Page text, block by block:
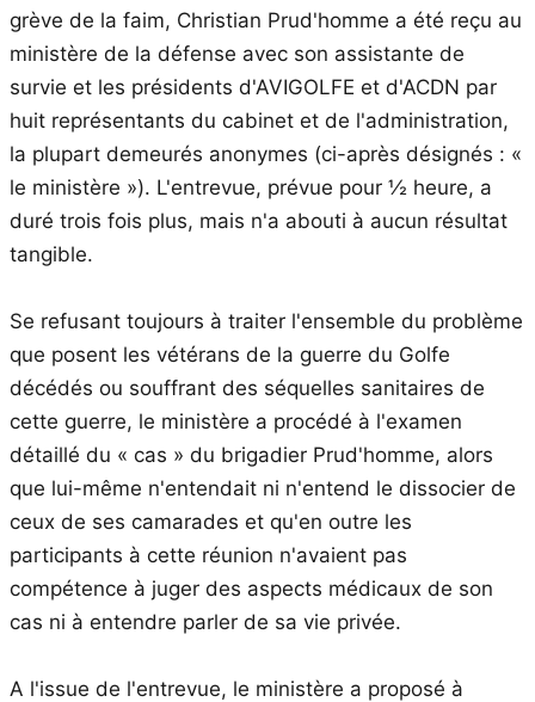
grève de la faim, Christian Prud'homme a été reçu au
ministère de la défense avec son assistante de
survie et les présidents d'AVIGOLFE et d'ACDN par
huit représentants du cabinet et de l'administration,
la plupart demeurés anonymes (ci-après désignés : «
le ministère »). L'entrevue, prévue pour ½ heure, a
duré trois fois plus, mais n'a abouti à aucun résultat
tangible.
Se refusant toujours à traiter l'ensemble du problème
que posent les vétérans de la guerre du Golfe
décédés ou souffrant des séquelles sanitaires de
cette guerre, le ministère a procédé à l'examen
détaillé du « cas » du brigadier Prud'homme, alors
que lui-même n'entendait ni n'entend le dissocier de
ceux de ses camarades et qu'en outre les
participants à cette réunion n'avaient pas
compétence à juger des aspects médicaux de son
cas ni à entendre parler de sa vie privée.
A l'issue de l'entrevue, le ministère a proposé à